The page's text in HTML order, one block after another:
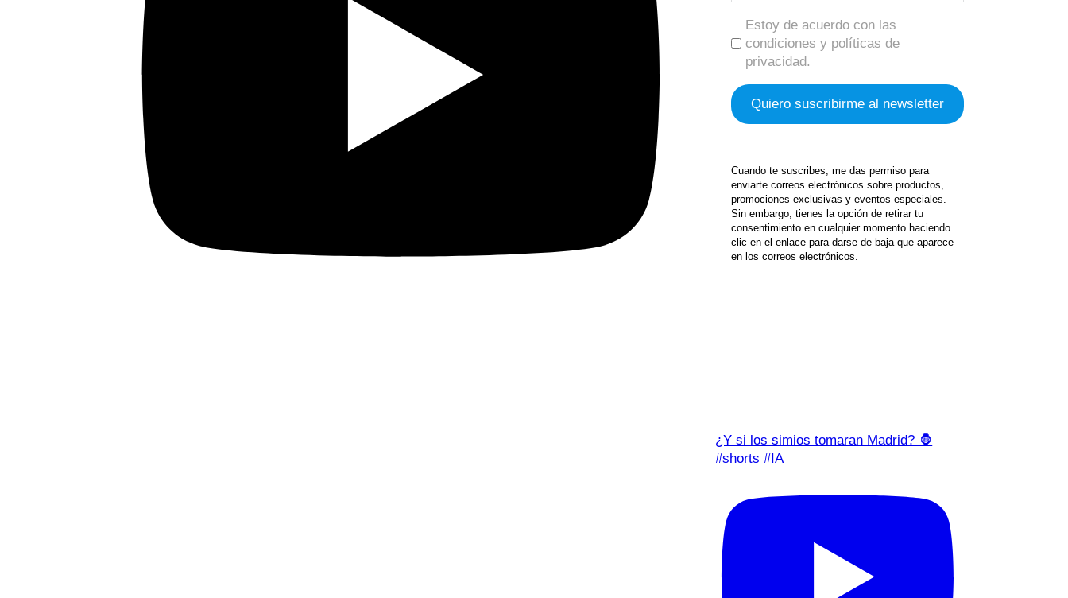
Estoy de acuerdo con las
condiciones y políticas de
privacidad.
Cuando te suscribes, me das permiso para
enviarte correos electrónicos sobre productos,
promociones exclusivas y eventos especiales.
Sin embargo, tienes la opción de retirar tu
consentimiento en cualquier momento haciendo
clic en el enlace para darse de baja que aparece
en los correos electrónicos.
¿Y si los simios tomaran Madrid? 🦍
#shorts #IA